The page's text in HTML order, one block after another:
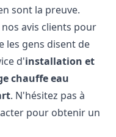
sont la preuve.
avis clients pour
les gens disent de
d'installation et
chauffe eau
. N'hésitez pas à
pour obtenir un